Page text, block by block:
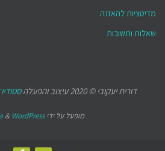
מדיטציות להאזנה
שאלות ותשובות
דורית יעקובי © 2020 עיצוב והפעלה
מופעל על ידי & WordPress.